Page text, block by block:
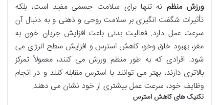
ورزش منظمنه تنها برای سلامت جسمی مفید است، بلکه
تأثیرات شگفت انگیزی بر سلامت روحی و ذهنی و به دنبال آن
سرعت عمل دارد. فعالیت بدنی باعث افزایش جریان خون به
مغز، بهبود خلق وخو، کاهش استرس و افزایش سطح انرژی می
شود. افرادی که به طور منظم ورزش می کنند، معمولاً تمرکز
بالاتری دارند، بهتر می توانند با استرس مقابله کنند و در انجام
وظایف خود، سرعت عمل بیشتری از خود نشان می دهند.
تکنیک های کاهش استرس